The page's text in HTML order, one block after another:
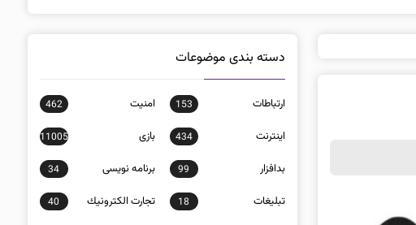
دسته بندی موضوعات
ارتباطات 153 امنيت 462
اينترنت 434 بازی 11005
بدافزار 99 برنامه نويسی 34
تبلیغات 18 تجارت الكترونيك 40